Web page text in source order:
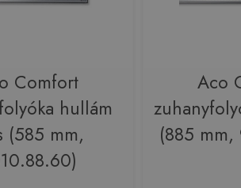
Comfort
hullám
(585 mm,
Aco
(885